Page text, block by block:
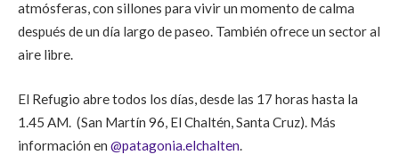
atmósferas, con sillones para vivir un momento de calma
después de un día largo de paseo. También ofrece un sector al
aire libre.
El Refugio abre todos los días, desde las 17 horas hasta la
1.45 AM. (San Martín 96, El Chaltén, Santa Cruz). Más
información en @patagonia.elchalten.